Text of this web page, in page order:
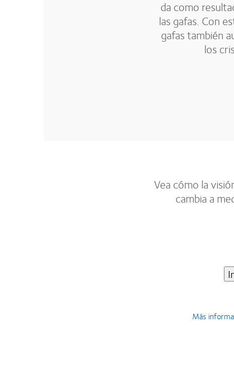
da como
las gafas. Con
gafas también
los
Vea cómo la
cambia a
Más